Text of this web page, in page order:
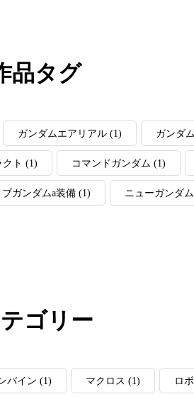
品タグ
ガンダムエアリアル(1) ガンダ
ト (1) コマンドガンダム (1)
ガンダムa装備(1) ニューガンダム
ゴリー
バイン (1) マクロス (1) ロ